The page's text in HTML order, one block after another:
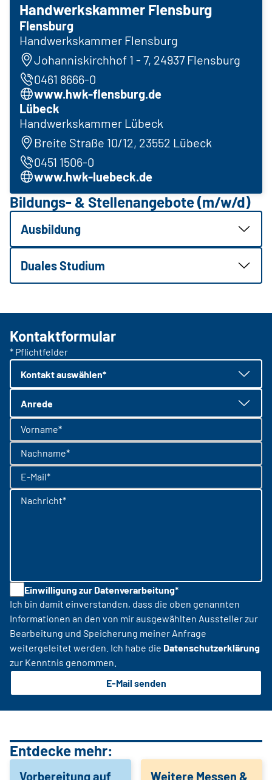
Handwerkskammer Flensburg
Flensburg
Handwerkskammer Flensburg
Johanniskirchhof 1 - 7, 24937 Flensburg
0461 8666-0
www.hwk-flensburg.de
Lübeck
Handwerkskammer Lübeck
Breite Straße 10/12, 23552 Lübeck
0451 1506-0
www.hwk-luebeck.de
Bildungs- & Stellenangebote (m/w/d)
Ausbildung
Duales Studium
Kontaktformular
* Pflichtfelder
Kontakt auswählen*
Anrede
Vorname*
Nachname*
E-Mail*
Nachricht*
Einwilligung zur Datenverarbeitung*
Ich bin damit einverstanden, dass die oben genannten
Informationen an den von mir ausgewählten Aussteller zur
Bearbeitung und Speicherung meiner Anfrage
weitergeleitet werden. Ich habe die Datenschutzerklärung
zur Kenntnis genommen.
E-Mail senden
Entdecke mehr:
Vorbereitung auf Weitere Messen &